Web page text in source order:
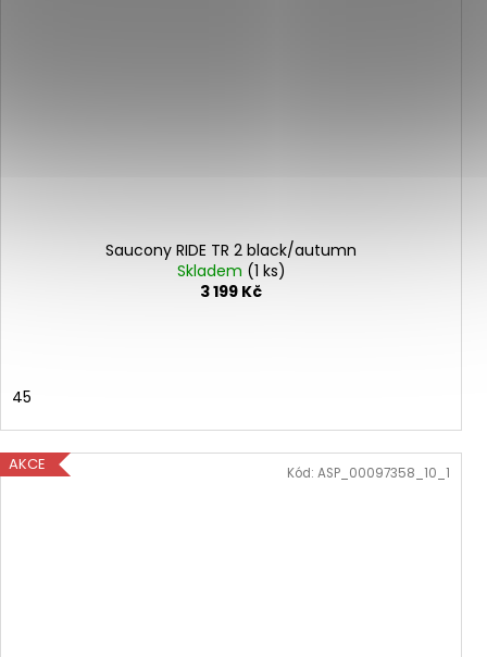
Saucony RIDE TR 2 black/autumn
Skladem (1 ks)
3 199 Kč
45
AKCE Kód: ASP_00097358_10_1